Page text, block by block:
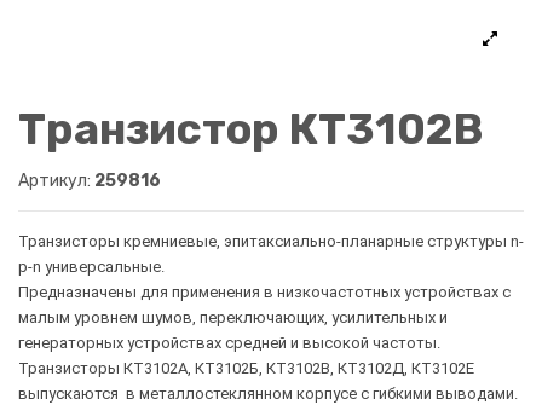
Транзистор КТ3102В
Артикул: 259816
Транзисторы кремниевые, эпитаксиально-планарные структуры n-
p-n универсальные.
Предназначены для применения в низкочастотных устройствах с
малым уровнем шумов, переключающих, усилительных и
генераторных устройствах средней и высокой частоты.
Транзисторы КТ3102А, КТ3102Б, КТ3102В, КТ3102Д, КТ3102Е
выпускаются в металлостеклянном корпусе с гибкими выводами.